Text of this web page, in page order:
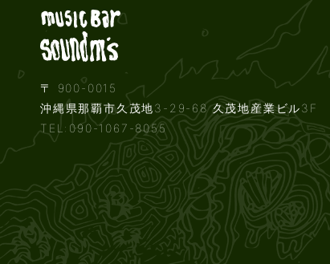
Live music
〒 900-0015
沖縄県那覇市久茂地3-29-68 久茂地産業ビル3F
TEL:090-1067-8055